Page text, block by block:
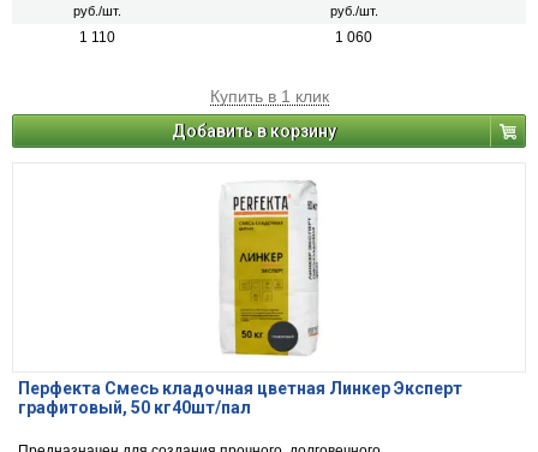
руб./шт. руб./шт.
1 110 1 060
Купить в 1 клик
Добавить в корзину
Перфекта Смесь кладочная цветная Линкер Эксперт
графитовый, 50 кг40шт/пал